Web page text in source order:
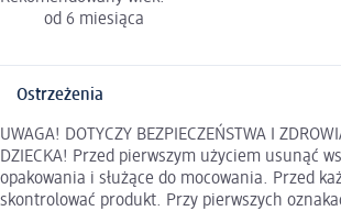
od 6 miesiąca
Ostrzeżenia
UWAGA! DOTYCZY BEZPIECZEŃSTWA I
DZIECKA! Przed pierwszym użyciem usunąć
opakowania i służące do mocowania. Przed
skontrolować produkt. Przy pierwszych